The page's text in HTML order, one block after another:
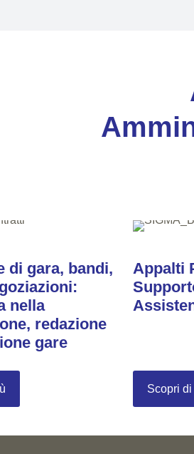
di gara, bandi,
nella
redazione
gare
Appalti
Scopri di